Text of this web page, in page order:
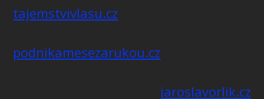
tajemstvivlasu.cz
podnikamesezarukou.cz
jaroslavorlik.cz